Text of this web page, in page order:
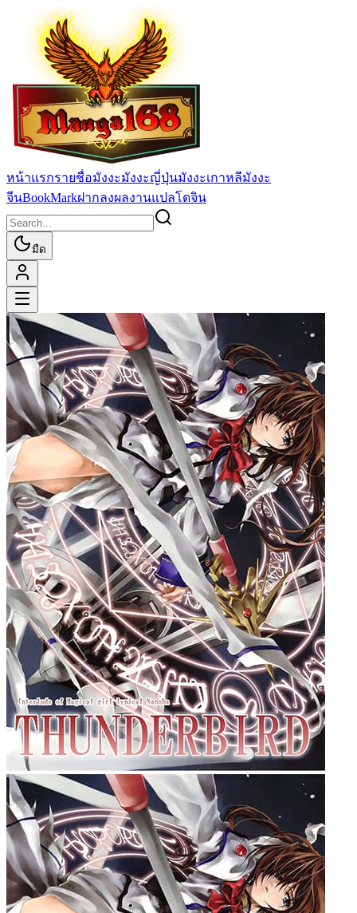
หน้าแรกรายชื่อมังงะมังงะญี่ปุ่นมังงะเกาหลีมังงะ
จีนBookMarkฝากลงผลงานแปลโดจิน
มืด